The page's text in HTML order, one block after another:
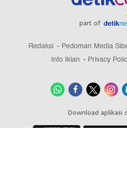
part of
Redaksi Pedoman Media
Info Iklan
Privacy
Download aplikasi